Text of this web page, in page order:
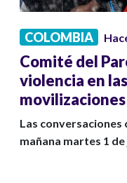
COLOMBIA
Comité del
violencia en
movilizaciones
Las conversaciones
mañana martes 1